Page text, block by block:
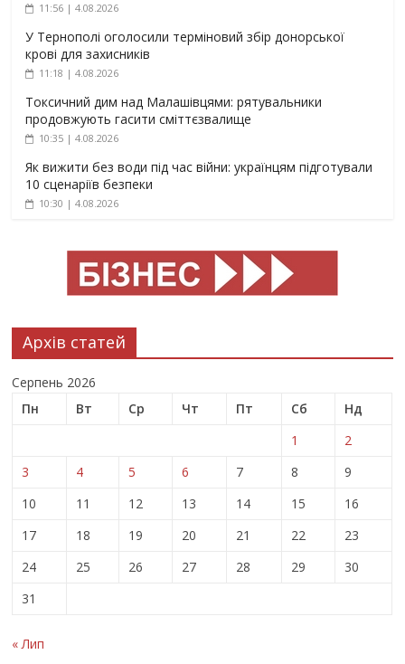
11:56 | 4.08.2026
У Тернополі оголосили терміновий збір донорської
крові для захисників
11:18 | 4.08.2026
Токсичний дим над Малашівцями: рятувальники
продовжують гасити сміттєзвалище
10:35 | 4.08.2026
Як вижити без води під час війни: українцям підготували
10 сценаріїв безпеки
10:30 | 4.08.2026
Архів статей
Серпень 2026
Пн
Вт Ср Чт Пт Сб
Нд
1
2
3
4 5 6 7 8
9
10
11 12 13 14 15
16
17
18 19 20 21 22
23
24
25 26 27 28 29
30
31
« Лип